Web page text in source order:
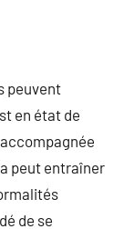
peuvent
en état de
peut entraîner
de se